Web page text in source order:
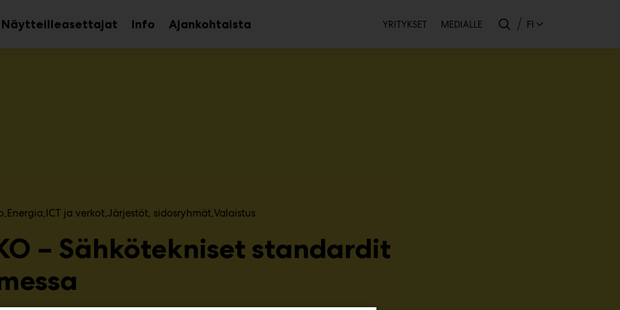
Näytteilleasettajat InfoAvaa
alavalikko
Ajankohtaista Toissijainen
YRITYKSET MEDIALLE FI
Energia ICT ja verkot​ Järjestöt, sidosryhmät​ Valaistus
– Sähkötekniset standardit